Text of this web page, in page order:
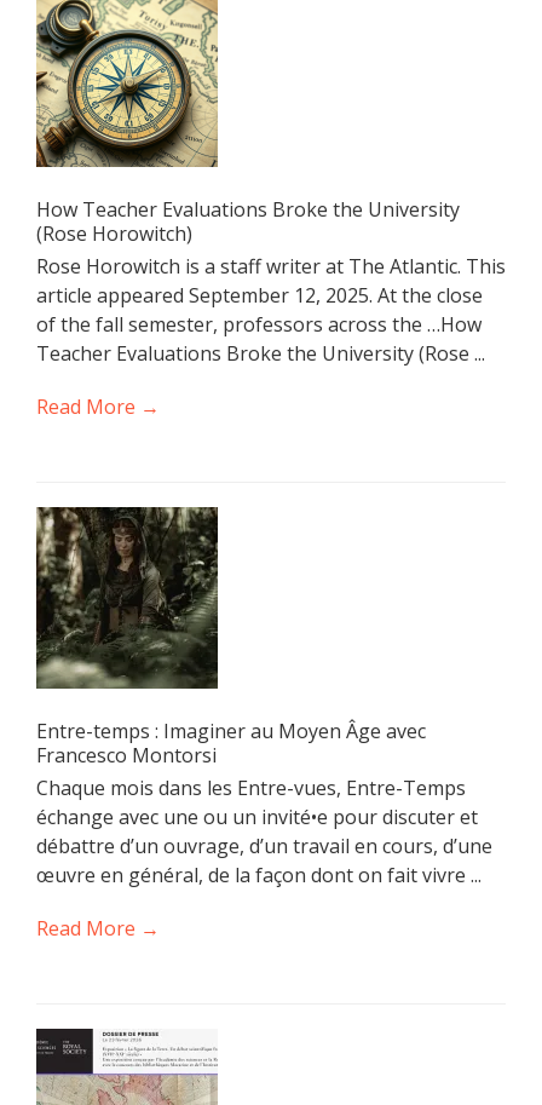
How Teacher Evaluations Broke the University
(Rose Horowitch)
Rose Horowitch is a staff writer at The Atlantic. This
article appeared September 12, 2025. At the close
of the fall semester, professors across the …How
Teacher Evaluations Broke the University (Rose ...
Read More →
Entre-temps : Imaginer au Moyen Âge avec
Francesco Montorsi
Chaque mois dans les Entre-vues, Entre-Temps
échange avec une ou un invité•e pour discuter et
débattre d’un ouvrage, d’un travail en cours, d’une
œuvre en général, de la façon dont on fait vivre ...
Read More →